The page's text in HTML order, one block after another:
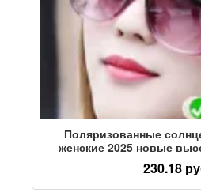
Поляризованные
женские 2025 новые
ретро-очки с большим
защитой от
солнцезащитные очки
230.18